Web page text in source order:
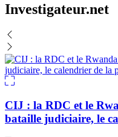
Investigateur.net
CIJ : la RDC et le
bataille judiciaire, le